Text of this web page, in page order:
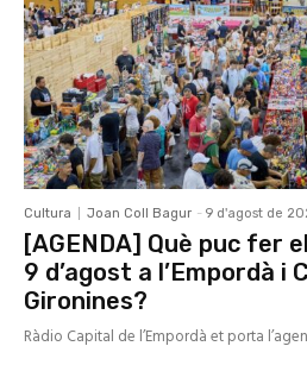
Cultura Joan Coll Bagur - 9 d'agost de
[AGENDA] Què puc fer
9 d’agost a l’Empordà i
Gironines?
Ràdio Capital de l’Empordà et porta